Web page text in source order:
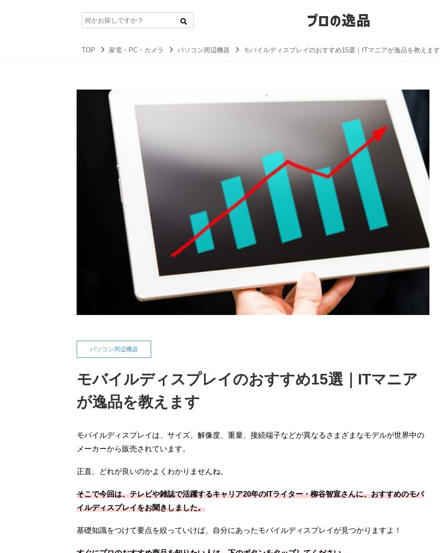
プロの逸品
TOP 家電・PC・カメラ パソコン周辺機器 モバイルディスプレイのおすすめ15選｜ITマニアが逸品を教えます
パソコン周辺機器
モバイルディスプレイのおすすめ15選｜ITマニア
が逸品を教えます
モバイルディスプレイは、サイズ、解像度、重量、接続端子などが異なるさまざまなモデルが世界中の
メーカーから販売されています。
正直、どれが良いのかよくわかりませんね。
そこで今回は、テレビや雑誌で活躍するキャリア20年のITライター・柳谷智宣さんに、おすすめのモバ
イルディスプレイをお聞きしました。
基礎知識をつけて要点を絞っていけば、自分にあったモバイルディスプレイが見つかりますよ！